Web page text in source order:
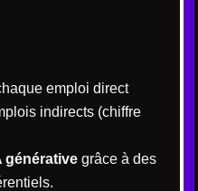
emploi direct
indirects (chiffre
générative grâce à des